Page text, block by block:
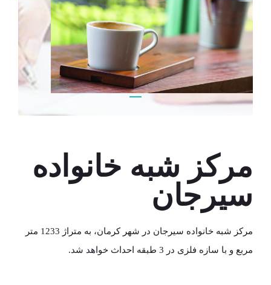
مرکز شبه خانواده
سیرجان
مرکز شبه خانواده سیرجان در شهر کرمان، به متراژ 1233 متر
مربع و با سازه فلزی در 3 طبقه احداث خواهد شد.